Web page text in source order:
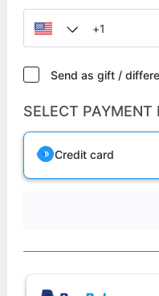
Send as gift /
SELECT PAYMENT
Credit card